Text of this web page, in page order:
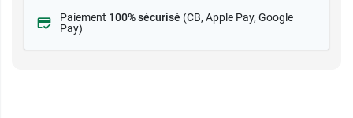
Paiement 100% sécurisé (CB, Apple Pay, Google
Pay)